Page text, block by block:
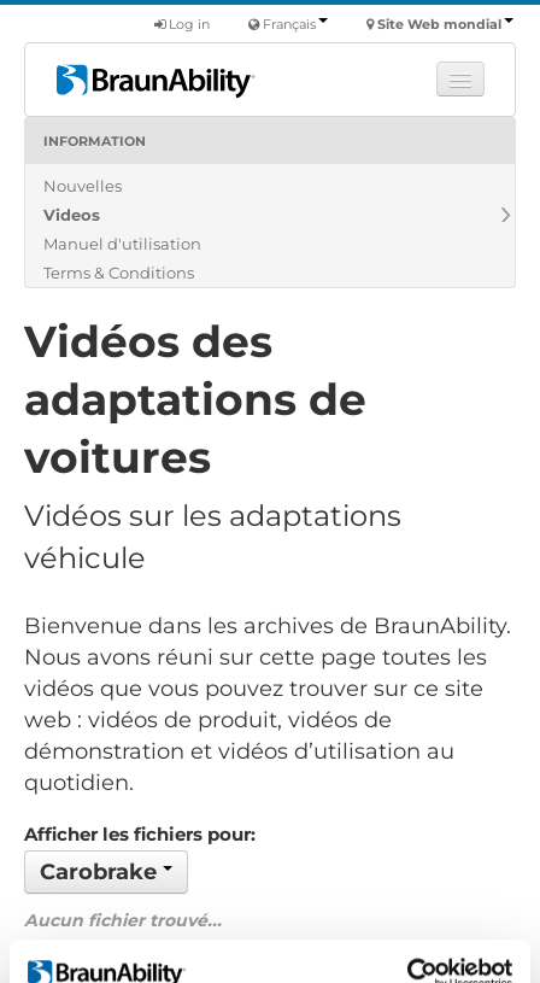
Site Web mondial
Français
Log in
Produits
Nous
Trouver un revendeur
INFORMATION
Nouvelles
Videos
Manuel d'utilisation
Terms & Conditions
Vidéos des
adaptations de
voitures
Vidéos sur les adaptations
véhicule
Bienvenue dans les archives de BraunAbility.
Nous avons réuni sur cette page toutes les
vidéos que vous pouvez trouver sur ce site
web : vidéos de produit, vidéos de
démonstration et vidéos d’utilisation au
quotidien.
Afficher les fichiers pour:
Carobrake
Aucun fichier trouvé...
Commandé par: Date